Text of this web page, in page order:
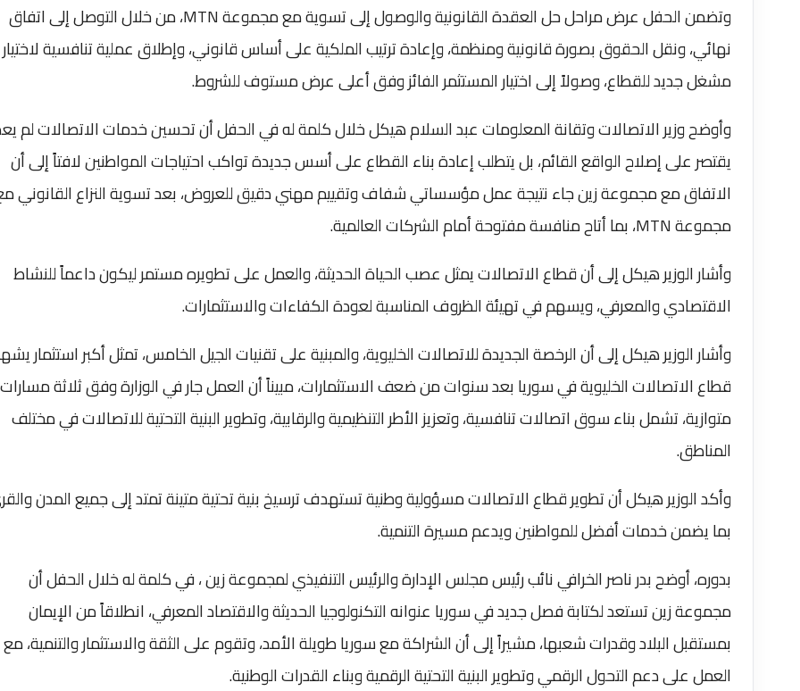
وتضمن الحفل عرض مراحل حل العقدة القانونية والوصول إلى تسوية مع مجموعة MTN، من خلال التوصل إلى اتفاق
نهائي، ونقل الحقوق بصورة قانونية ومنظمة، وإعادة ترتيب الملكية على أساس قانوني، وإطلاق عملية تنافسية لاختيار
مشغل جديد للقطاع، وصولاً إلى اختيار المستثمر الفائز وفق أعلى عرض مستوف للشروط.
وأوضح وزير الاتصالات وتقانة المعلومات عبد السلام هيكل خلال كلمة له في الحفل أن تحسين خدمات الاتصالات لم
يقتصر على إصلاح الواقع القائم، بل يتطلب إعادة بناء القطاع على أسس جديدة تواكب احتياجات المواطنين لافتاً إلى أن
الاتفاق مع مجموعة زين جاء نتيجة عمل مؤسساتي شفاف وتقييم مهني دقيق للعروض، بعد تسوية النزاع القانوني
مجموعة MTN، بما أتاح منافسة مفتوحة أمام الشركات العالمية.
وأشار الوزير هيكل إلى أن قطاع الاتصالات يمثل عصب الحياة الحديثة، والعمل على تطويره مستمر ليكون داعماً للنشاط
الاقتصادي والمعرفي، ويسهم في تهيئة الظروف المناسبة لعودة الكفاءات والاستثمارات.
وأشار الوزير هيكل إلى أن الرخصة الجديدة للاتصالات الخليوية، والمبنية على تقنيات الجيل الخامس، تمثل أكبر استثمار
قطاع الاتصالات الخليوية في سوريا بعد سنوات من ضعف الاستثمارات، مبيناً أن العمل جار في الوزارة وفق ثلاثة مسارات
متوازية، تشمل بناء سوق اتصالات تنافسية، وتعزيز الأطر التنظيمية والرقابية، وتطوير البنية التحتية للاتصالات في مختلف
المناطق.
وأكد الوزير هيكل أن تطوير قطاع الاتصالات مسؤولية وطنية تستهدف ترسيخ بنية تحتية متينة تمتد إلى جميع المدن
بما يضمن خدمات أفضل للمواطنين ويدعم مسيرة التنمية.
بدوره، أوضح بدر ناصر الخرافي نائب رئيس مجلس الإدارة والرئيس التنفيذي لمجموعة زين ، في كلمة له خلال الحفل أن
مجموعة زين تستعد لكتابة فصل جديد في سوريا عنوانه التكنولوجيا الحديثة والاقتصاد المعرفي، انطلاقاً من الإيمان
بمستقبل البلاد وقدرات شعبها، مشيراً إلى أن الشراكة مع سوريا طويلة الأمد، وتقوم على الثقة والاستثمار والتنمية، مع
العمل على دعم التحول الرقمي وتطوير البنية التحتية الرقمية وبناء القدرات الوطنية.